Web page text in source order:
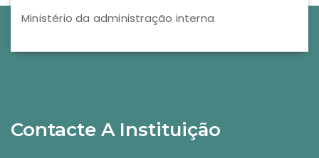
Ministério da administração interna
Contacte A Instituição